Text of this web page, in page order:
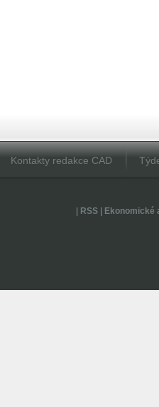
Kontakty redakce CAD
RSS| Ekonomické